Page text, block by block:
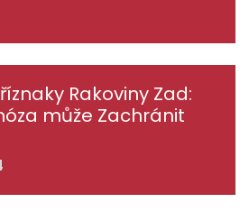
Rakoviny Zad:
může Zachránit